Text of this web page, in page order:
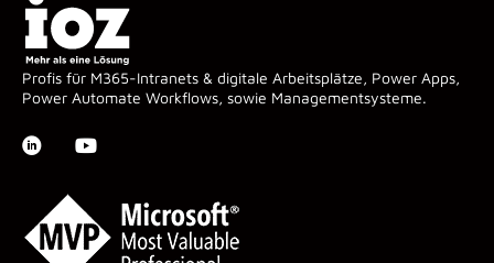
Profis für M365-Intranets & digitale Arbeitsplätze, Power Apps,
Power Automate Workflows, sowie Managementsysteme.